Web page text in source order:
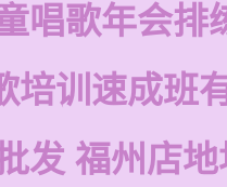
唱歌年会排
培训速成班
发 福州店